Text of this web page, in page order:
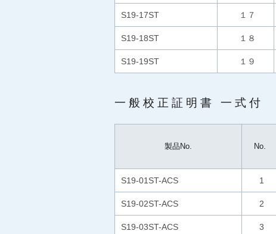
S19-17ST １７
S19-18ST １８
S19-19ST １９
一般校正証明書 一式付
製品No. No.
S19-01ST-ACS 1
S19-02ST-ACS 2
S19-03ST-ACS 3